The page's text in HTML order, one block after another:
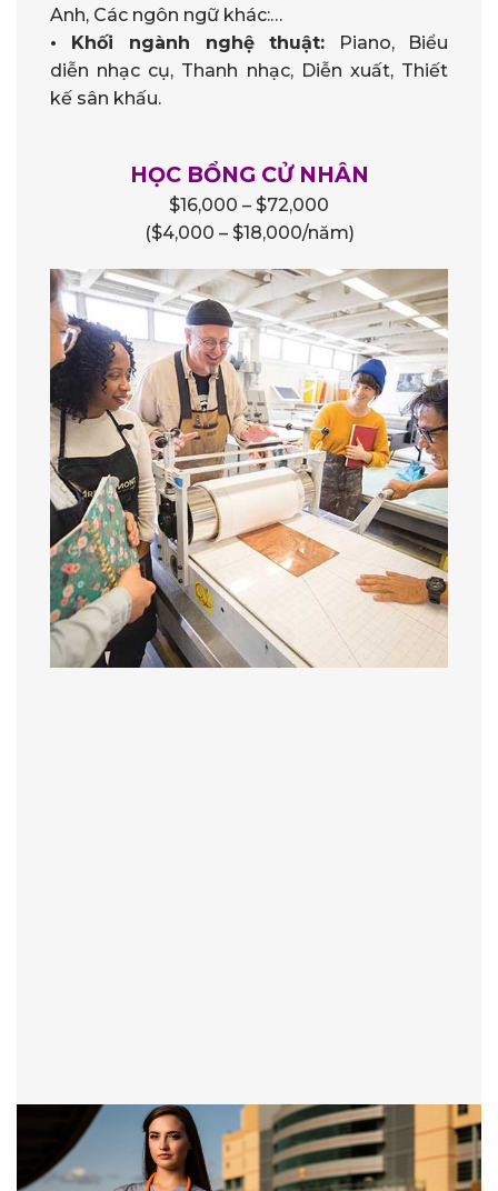
Anh, Các ngôn ngữ khác:…
• Khối ngành nghệ thuật: Piano, Biểu
diễn nhạc cụ, Thanh nhạc, Diễn xuất, Thiết
kế sân khấu.
HỌC BỔNG CỬ NHÂN
$16,000 – $72,000
($4,000 – $18,000/năm)